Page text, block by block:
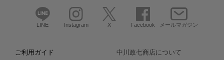
LINE Instagram X Facebook メールマガジン
ご利用ガイド 中川政七商店について